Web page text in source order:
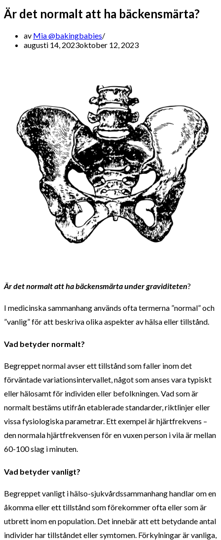
Är det normalt att ha bäckensmärta?
av Mia @bakingbabies
augusti 14, 2023oktober 12, 2023
Är det normalt att ha bäckensmärta under graviditeten?
I medicinska sammanhang används ofta termerna ”normal” och
”vanlig” för att beskriva olika aspekter av hälsa eller tillstånd.
Vad betyder normalt?
Begreppet normal avser ett tillstånd som faller inom det
förväntade variationsintervallet, något som anses vara typiskt
eller hälosamt för individen eller befolkningen. Vad som är
normalt bestäms utifrån etablerade standarder, riktlinjer eller
vissa fysiologiska parametrar. Ett exempel är hjärtfrekvens –
den normala hjärtfrekvensen för en vuxen person i vila är mellan
60-100 slag i minuten.
Vad betyder vanligt?
Begreppet vanligt i hälso-sjukvårdssammanhang handlar om en
åkomma eller ett tillstånd som förekommer ofta eller som är
utbrett inom en population. Det innebär att ett betydande antal
individer har tillståndet eller symtomen. Förkylningar är vanliga,